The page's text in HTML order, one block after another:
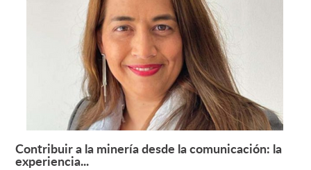
Leer más +
Contribuir a la minería desde la comunicación: la
experiencia...